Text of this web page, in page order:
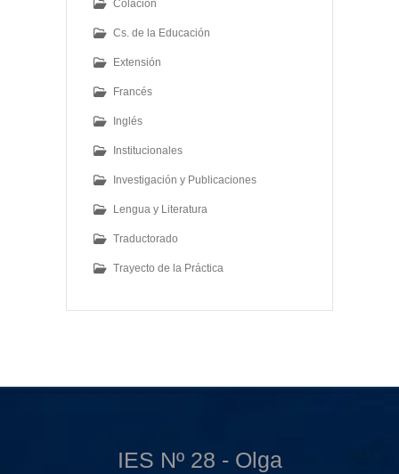
Colación
Cs. de la Educación
Extensión
Francés
Inglés
Institucionales
Investigación y Publicaciones
Lengua y Literatura
Traductorado
Trayecto de la Práctica
IES Nº 28 - Olga